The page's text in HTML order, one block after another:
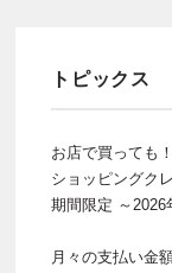
トピックス
お店で買っても
ショッピングク
期間限定 ～2026
月々の支払い金